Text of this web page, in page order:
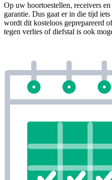
Op uw hoortoestellen, receivers
garantie. Dus gaat er in die tijd
wordt dit kosteloos geprepareerd
tegen verlies of diefstal is ook